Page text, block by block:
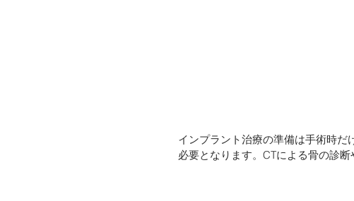
インプラント治療の準備は手術時
必要となります。CTによる骨の診